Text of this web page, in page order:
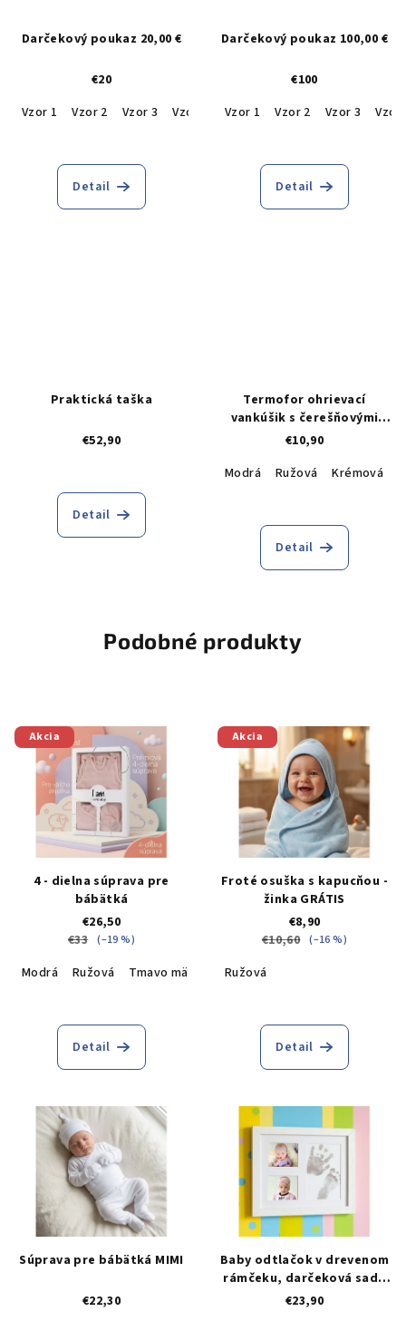
Darčekový poukaz 20,00 €
€20
Vzor 1
Vzor 2 Vzor 3 Vzor 4
Detail
Darčekový poukaz 100,00 €
€100
Vzor 1
Vzor 2 Vzor 3 Vzor
Detail
Praktická taška
€52,90
Detail
Termofor ohrievací
vankúšik s čerešňovými
jadierkami a levanduľou
€10,90
Modrá
Ružová Krémová
Detail
Podobné produkty
Akcia
4 - dielna súprava pre
bábätká
€26,50
€33 (–19 %)
Modrá Ružová Tmavo mätová
Detail
Akcia
Froté osuška s kapucňou -
žinka GRÁTIS
€8,90
€10,60 (–16 %)
Ružová
Detail
Súprava pre bábätká MIMI
€22,30
Baby odtlačok v drevenom
rámčeku, darčeková sada
pre bábätko
€23,90